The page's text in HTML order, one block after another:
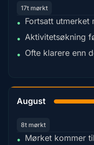
17t mørkt
• Fortsatt utmerket
• Aktivitetsøkning
• Ofte klarere enn
August
8t mørkt
• Mørket kommer